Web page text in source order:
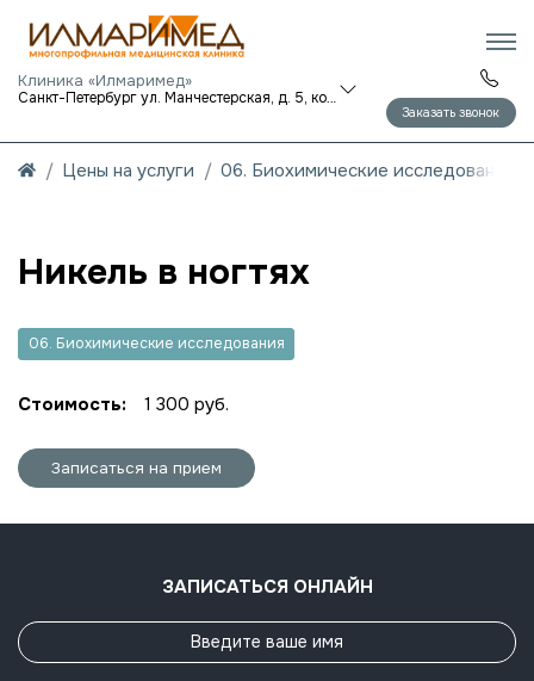
Клиника «Илмаримед»
Санкт-Петербург ул. Манчестерская, д. 5, корп. 1
Заказать звонок
Цены на услуги 06. Биохимические исследования
Никель в ногтях
06. Биохимические исследования
Стоимость: 1 300 руб.
Записаться на прием
ЗАПИСАТЬСЯ ОНЛАЙН